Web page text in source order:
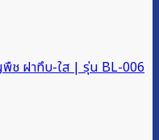
ช ฝาทึบ-ใส | รุ่น BL-006